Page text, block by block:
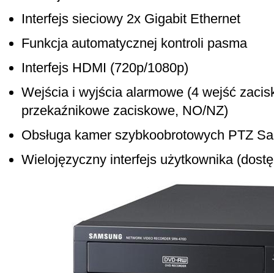
Interfejs sieciowy 2x Gigabit Ethernet
Funkcja automatycznej kontroli pasma
Interfejs HDMI (720p/1080p)
Wejścia i wyjścia alarmowe (4 wejść
przekaźnikowe zaciskowe, NO/NZ)
Obsługa kamer szybkoobrotowych PTZ
Wielojęzyczny interfejs użytkownika